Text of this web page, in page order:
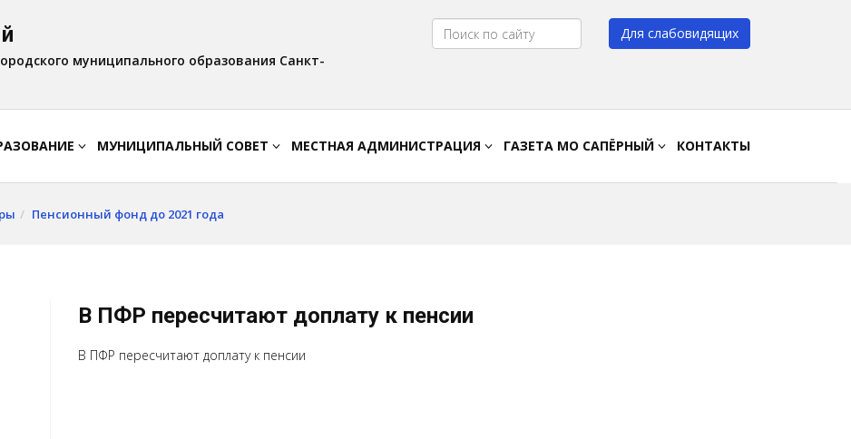
A Цвет:A A A A
муниципального образования Санкт-
Для слабовидящих
МУНИЦИПАЛЬНЫЙ СОВЕТ МЕСТНАЯ АДМИНИСТРАЦИЯ ГАЗЕТА МО САПЁРНЫЙ КОНТАКТЫ
Пенсионный фонд до 2021 года
В ПФР пересчитают доплату к пенсии
В ПФР пересчитают доплату к пенсии